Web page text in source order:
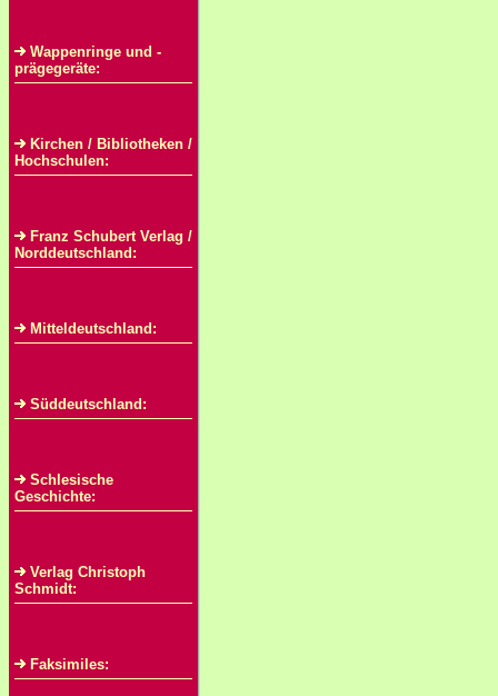
Wappenringe und -
prägegeräte:
Kirchen / Bibliotheken /
Hochschulen:
Franz Schubert Verlag /
Norddeutschland:
Mitteldeutschland:
Süddeutschland:
Schlesische
Geschichte:
Verlag Christoph
Schmidt:
Faksimiles: